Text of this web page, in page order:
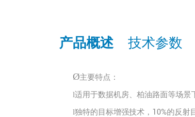
产品概述 技术参数
Ø主要特点：
l适用于数据机房、柏油路面等场景
l独特的目标增强技术，10%的反射